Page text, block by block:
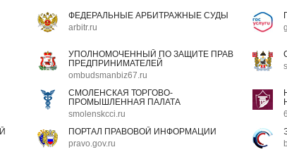
ФЕДЕРАЛЬНЫЕ АРБИТРАЖНЫЕ СУДЫ
arbitr.ru
УПОЛНОМОЧЕННЫЙ ПО ЗАЩИТЕ ПРАВ
ПРЕДПРИНИМАТЕЛЕЙ
ombudsmanbiz67.ru
СМОЛЕНСКАЯ ТОРГОВО-
ПРОМЫШЛЕННАЯ ПАЛАТА
smolenskcci.ru
ПОРТАЛ ПРАВОВОЙ ИНФОРМАЦИИ
pravo.gov.ru